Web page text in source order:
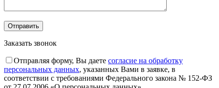
Заказать звонок
Отправляя форму, Вы даете согласие на обработку
персональных данных, указанных Вами в заявке, в
соответствии с требованиями Федерального закона № 152-ФЗ